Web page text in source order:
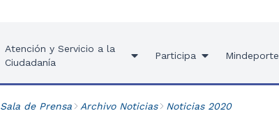
Atención y Servicio a la
Ciudadanía
Participa Mindeporte
Sala de Prensa Archivo Noticias Noticias 2020